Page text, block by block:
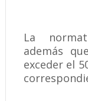
La
además
exceder el